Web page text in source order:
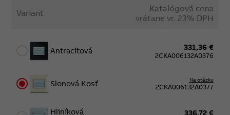
Variant
Katalógová cena
vrátane vr. 23% DPH
Antracitová 331,36 €
2CKA006132A0376
Slonová Kosť Na otázku
2CKA006132A0377
Hliníková
336,72 €